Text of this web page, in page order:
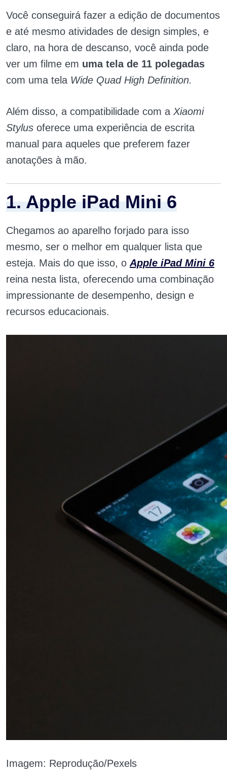
Você conseguirá fazer a edição de documentos
e até mesmo atividades de design simples, e
claro, na hora de descanso, você ainda pode
ver um filme em uma tela de 11 polegadas
com uma tela Wide Quad High Definition.
Além disso, a compatibilidade com a Xiaomi
Stylus oferece uma experiência de escrita
manual para aqueles que preferem fazer
anotações à mão.
1. Apple iPad Mini 6
Chegamos ao aparelho forjado para isso
mesmo, ser o melhor em qualquer lista que
esteja. Mais do que isso, o Apple iPad Mini 6
reina nesta lista, oferecendo uma combinação
impressionante de desempenho, design e
recursos educacionais.
Imagem: Reprodução/Pexels